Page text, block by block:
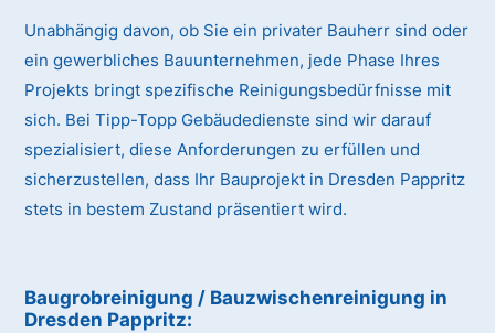
Unabhängig davon, ob Sie ein privater Bauherr sind oder
ein gewerbliches Bauunternehmen, jede Phase Ihres
Projekts bringt spezifische Reinigungsbedürfnisse mit
sich. Bei Tipp-Topp Gebäudedienste sind wir darauf
spezialisiert, diese Anforderungen zu erfüllen und
sicherzustellen, dass Ihr Bauprojekt in Dresden Pappritz
stets in bestem Zustand präsentiert wird.
Baugrobreinigung / Bauzwischenreinigung in
Dresden Pappritz: